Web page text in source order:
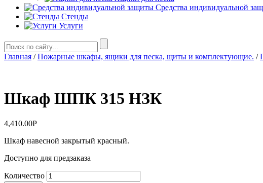
Средства индивидуальной
Стенды
Услуги
Главная /Пожарные шкафы, ящики для песка, щиты и комплектующие. /
Шкаф ШПК 315 НЗК
4,410.00Р
Шкаф навесной закрытый красный.
Доступно для предзаказа
Количество